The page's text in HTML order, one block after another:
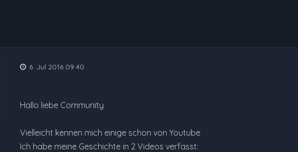
6. Jul 2016 09:40
Hallo liebe Community
Vielleicht kennen mich einige schon von Youtube
Ich habe meine Geschichte in 2 Videos verfasst: